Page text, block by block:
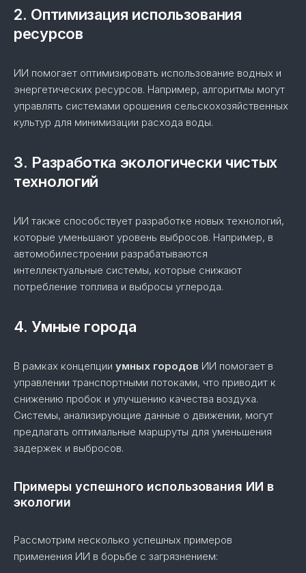
2. Оптимизация использования
ресурсов
ИИ помогает оптимизировать использование водных и
энергетических ресурсов. Например, алгоритмы могут
управлять системами орошения сельскохозяйственных
культур для минимизации расхода воды.
3. Разработка экологически чистых
технологий
ИИ также способствует разработке новых технологий,
которые уменьшают уровень выбросов. Например, в
автомобилестроении разрабатываются
интеллектуальные системы, которые снижают
потребление топлива и выбросы углерода.
4. Умные города
В рамках концепции умных городов ИИ помогает в
управлении транспортными потоками, что приводит к
снижению пробок и улучшению качества воздуха.
Системы, анализирующие данные о движении, могут
предлагать оптимальные маршруты для уменьшения
задержек и выбросов.
Примеры успешного использования ИИ в
экологии
Рассмотрим несколько успешных примеров
применения ИИ в борьбе с загрязнением: